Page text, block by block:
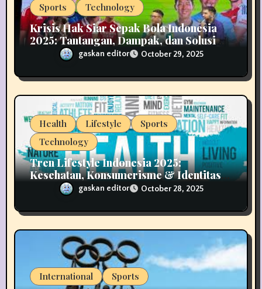
Sports Technology
Krisis Hak Siar Sepak Bola Indonesia
2025: Tantangan, Dampak, dan Solusi
Industri Mediagaskan editor October 29, 2025
Health Lifestyle
Sports
Technology
Tren Lifestyle Indonesia 2025:
Kesehatan, Konsumerisme & Identitas
Generasi Mudagaskan editor October 28, 2025
International Sports